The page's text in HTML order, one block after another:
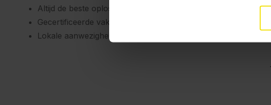
Altijd de beste oplossing
Gecertificeerde vakmensen en hoogwaardige materialen
Lokale aanwezigheid in Woerden, met de slagkracht van een